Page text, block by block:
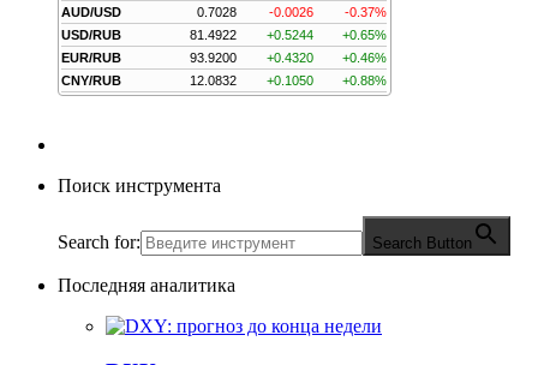
AUD/USD
0.7028 -0.0026
-0.37%
USD/RUB
81.4922 +0.5244
+0.65%
EUR/RUB
93.9200 +0.4320
+0.46%
CNY/RUB
12.0832 +0.1050 +0.88%
Поиск инструмента
Search for: Search Button
Последняя аналитика